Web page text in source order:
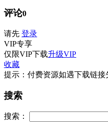
评论0
请先 登录
VIP专享
仅限VIP下载升级VIP
收藏
提示：付费资源如遇下载链
搜索
搜索：